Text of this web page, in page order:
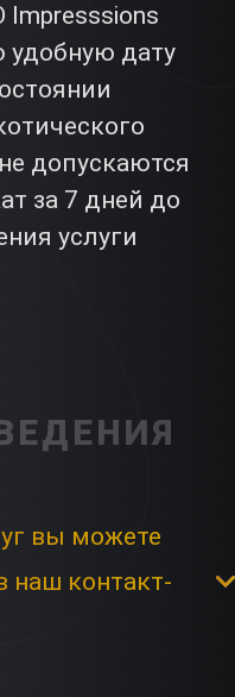
Impresssions
удобную дату
допускаются
за 7 дней до
услуги
вы можете
наш контакт-